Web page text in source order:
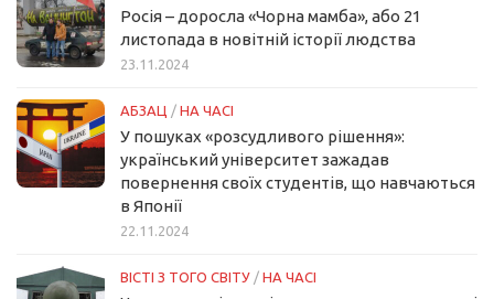
Росія – доросла «Чорна мамба», або 21
листопада в новітній історії людства
23.11.2024
АБЗАЦ / НА ЧАСІ
У пошуках «розсудливого рішення»:
український університет зажадав
повернення своїх студентів, що навчаються
в Японії
22.11.2024
ВІСТІ З ТОГО СВІТУ / НА ЧАСІ